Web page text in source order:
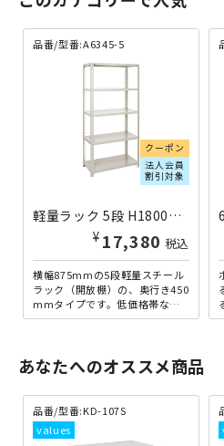
品番/型番:A6345-5
クーポン
法人会員
割引対象
軽量ラック 5段 H1800×W875×D450 A6345-5 | 613014
¥ 17,380 税込
横幅875mmの5段軽量スチール
ラック（開放棚）の、奥行き450
mmタイプです。低価格帯なが
ら120kgの棚板耐荷重を実現し
あなたへのオススメ商品
品番/型番:KD-107S